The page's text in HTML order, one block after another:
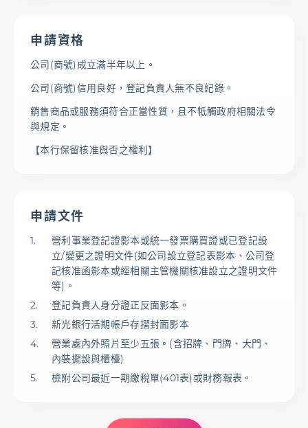
申請資格
公司(商號)成立滿半年以上。
公司(商號)信用良好，登記負責人無不良紀錄。
銷售商品或服務須符合正當性質，且不牴觸政府相關法令
與規定。
【本行保留核准與否之權利】
申請文件
營利事業登記證影本或統一發票購買證或已登記設
立/變更之證明文件(如公司設立登記表影本、公司登
記核准函影本或經相關主管機關核准設立之證明文件
等)。
登記負責人身分證正反面影本。
新光銀行活期帳戶存摺封面影本
營業處內外照片至少五張。(含招牌、門牌、大門、
內裝擺設與櫃檯)
檢附公司最近一期繳稅單(401表)或財務報表。